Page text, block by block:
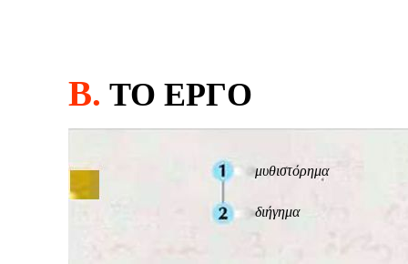
Β. TO ΕΡΓΟ
μυθιστόρημα
διήγημα